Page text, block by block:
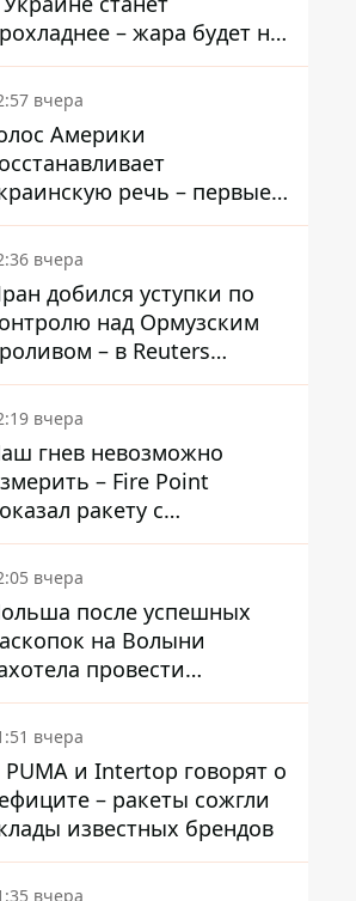
– жара будет не
вчера
Америки
речь – первые
ожидаются на
неделе
вчера
добился уступки по
над Ормузским
– в Reuters
детали
вчера
гнев невозможно
– Fire Point
ракету с
отметкой 723
вчера
после успешных
на Волыни
провести
в новых местах
вчера
PUMA и Intertop говорят о
– ракеты сожгли
известных брендов
вчера